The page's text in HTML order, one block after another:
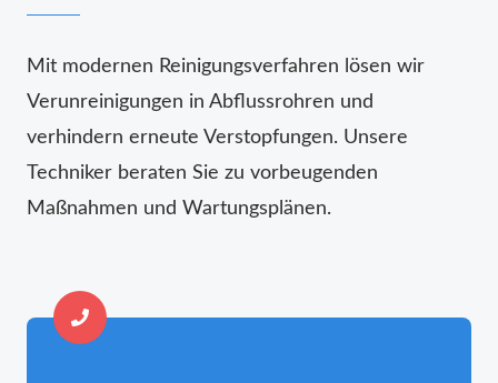
Mit modernen Reinigungsverfahren lösen wir
Verunreinigungen in Abflussrohren und
verhindern erneute Verstopfungen. Unsere
Techniker beraten Sie zu vorbeugenden
Maßnahmen und Wartungsplänen.